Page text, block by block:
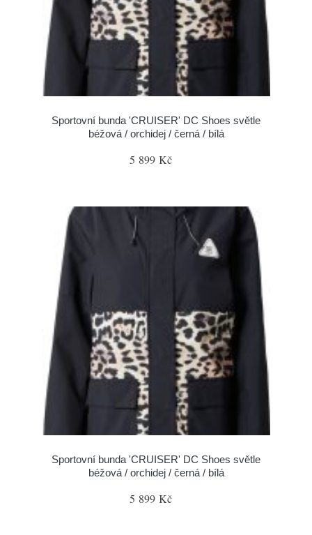
Sportovní bunda 'CRUISER' DC Shoes světle
béžová / orchidej / černá / bílá
5 899 Kč
Sportovní bunda 'CRUISER' DC Shoes světle
béžová / orchidej / černá / bílá
5 899 Kč